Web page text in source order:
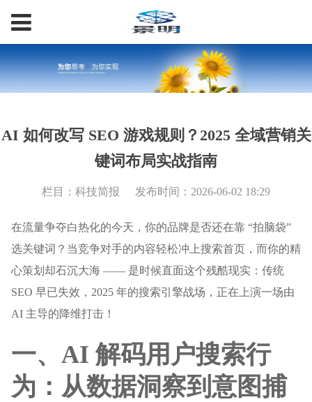
AI 如何改写 SEO 游戏规则？2025 全域营销关
键词布局实战指南
栏目：科技简报 发布时间：2026-06-02 18:29
在流量争夺白热化的今天，你的品牌是否还在靠 “拍脑袋”
选关键词？当竞争对手的内容轻松冲上搜索首页，而你的精
心策划却石沉大海 —— 是时候直面这个残酷现实：传统
SEO 早已失效，2025 年的搜索引擎战场，正在上演一场由
AI 主导的降维打击！
一、AI 解码用户搜索行
为：从数据洞察到意图捕